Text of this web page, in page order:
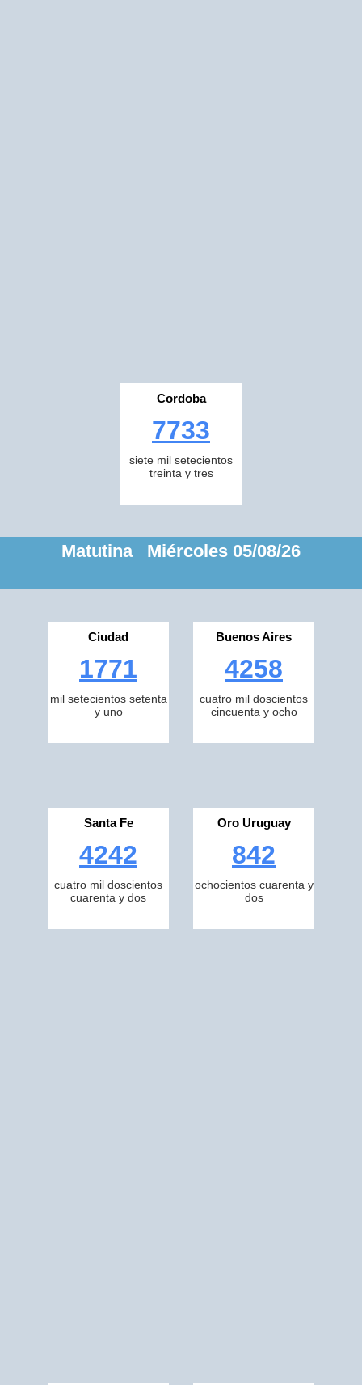
Cordoba
7733
siete mil setecientos
treinta y tres
Matutina Miércoles 05/08/26
Ciudad
1771
mil setecientos setenta
y uno
Buenos Aires
4258
cuatro mil doscientos
cincuenta y ocho
Santa Fe
4242
cuatro mil doscientos
cuarenta y dos
Oro Uruguay
842
ochocientos cuarenta y
dos